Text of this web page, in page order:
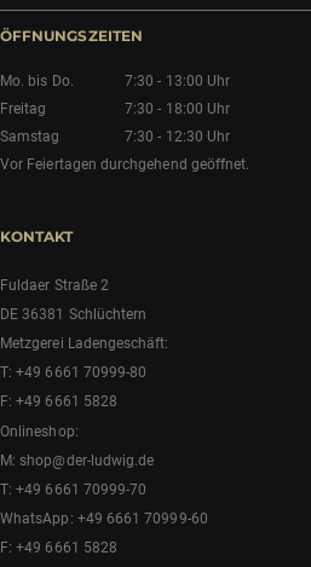
ÖFFNUNGSZEITEN
Mo. bis Do. 7:30 - 13:00 Uhr
Freitag
7:30 - 18:00 Uhr
Samstag
7:30 - 12:30 Uhr
Vor Feiertagen durchgehend geöffnet.
KONTAKT
Fuldaer Straße 2
DE 36381 Schlüchtern
Metzgerei Ladengeschäft:
T:+49 6661 70999-80
F: +49 6661 5828
Onlineshop:
M:shop@der-ludwig.de
T:+49 6661 70999-70
WhatsApp: +49 6661 70999-60
F: +49 6661 5828